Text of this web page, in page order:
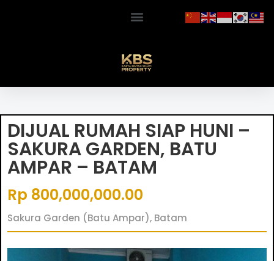
DIJUAL RUMAH SIAP HUNI –
SAKURA GARDEN, BATU
AMPAR – BATAM
Rp 800,000,000.00
Sakura Garden (Batu Ampar), Batam